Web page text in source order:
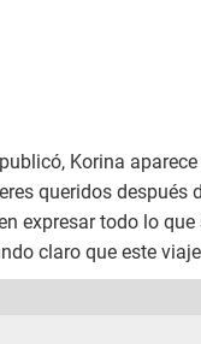
Korina
queridos después
expresar todo lo
claro que este